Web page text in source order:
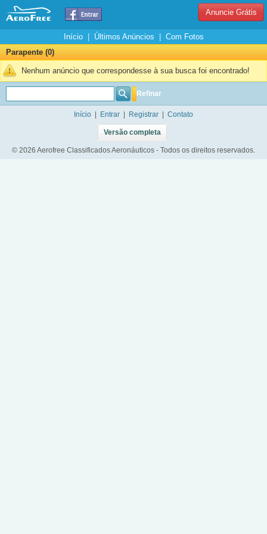
Anuncie Grátis
Início| Últimos Anúncios
Com Fotos
Parapente (0)
Nenhum anúncio que correspondesse à sua busca foi encontrado!
Refinar
Início Entrar Registrar Contato
Versão completa
© 2026 Aerofree Classificados Aeronáuticos - Todos os direitos reservados.